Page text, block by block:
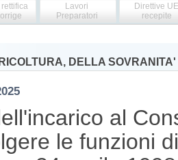
Lavori
Preparatori
Direttive
recepite
DELLA
al
le funzioni